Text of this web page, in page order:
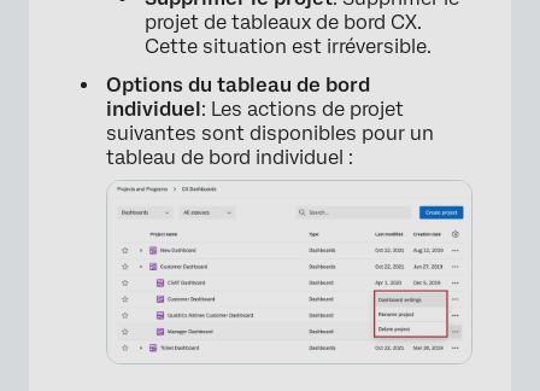
projet de tableaux de bord CX.
Cette situation est irréversible.
Options du tableau de bord
individuel: Les actions de projet
suivantes sont disponibles pour un
tableau de bord individuel :